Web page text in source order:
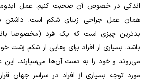
اندکی در خصوص آن صحبت کنیم. عمل
همان عمل جراحی زیبای شکم است. داشتن
بدترین چیزی است که یک فرد (مخصوصا
باشد. بسیاری از افراد برای ر‌هایی از شکم زشت
‌می‌روند و خود را به دست آن‌ها می‌سپارند.
مورد توجه بسیاری از افراد در سراسر جهان